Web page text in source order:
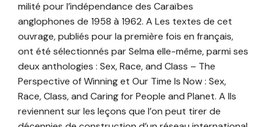
milité pour l’indépendance des Caraïbes
anglophones de 1958 à 1962. A Les textes de cet
ouvrage, publiés pour la première fois en français,
ont été sélectionnés par Selma elle-même, parmi ses
deux anthologies : Sex, Race, and Class – The
Perspective of Winning et Our Time Is Now : Sex,
Race, Class, and Caring for People and Planet. A Ils
reviennent sur les leçons que l’on peut tirer de